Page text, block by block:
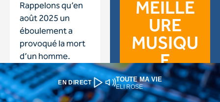
EN DIRECT TOUTE MA VIE
ELI ROSE